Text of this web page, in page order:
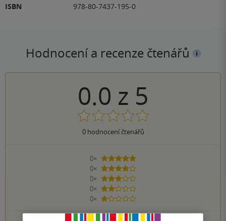
ISBN
978-80-7437-195-0
Hodnocení a recenze čtenářů
0.0 z 5
0hodnocení čtenářů
0×
5 hvězdiček
0×
4 hvězdičky
0×
3 hvězdičky
0×
2 hvězdičky
0×
1 hvezdička